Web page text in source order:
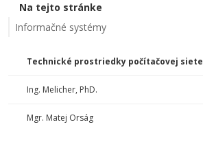
Na tejto stránke
Informačné systémy
Technické prostriedky počítačovej siete
Ing. Melicher, PhD.
Mgr. Matej Orság